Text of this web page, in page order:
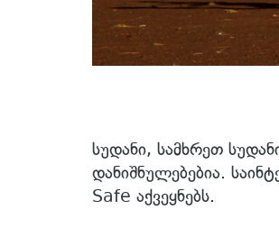
სუდანი, სამხრეთ
დანიშნულებებია.
Safe აქვეყნებს.